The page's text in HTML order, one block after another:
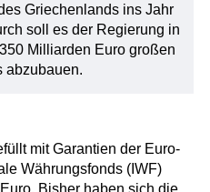
Griechenlands ins Jahr
soll es der Regierung in
Milliarden Euro großen
abzubauen.
mit Garantien der Euro-
Währungsfonds (IWF)
Bisher haben sich die